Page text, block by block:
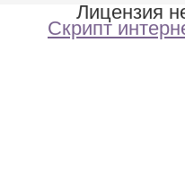
Лицензия
Скрипт